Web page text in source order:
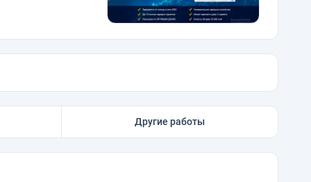
Другие работы